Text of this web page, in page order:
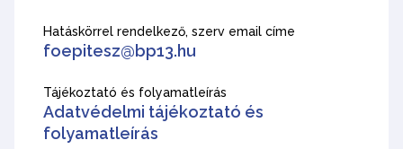
Hatáskörrel rendelkező, szerv email címe
foepitesz@bp13.hu
Tájékoztató és folyamatleírás
Adatvédelmi tájékoztató és
folyamatleírás